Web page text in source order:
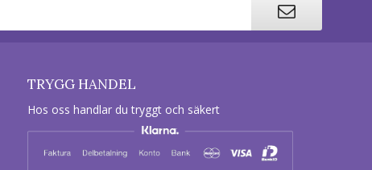
TRYGG HANDEL
Hos oss handlar du tryggt och säkert